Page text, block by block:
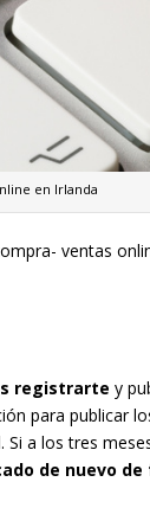
en Irlanda
ventas
registrarte y
para publicar
a los tres
de nuevo